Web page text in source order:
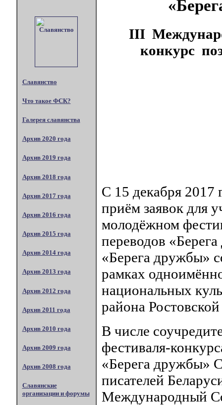
Славянство
Что такое ФСК?
Галерея славянства
Архив 2020 года
Архив 2019 года
Архив 2018 года
Архив 2017 года
Архив 2016 года
Архив 2015 года
Архив 2014 года
Архив 2013 года
Архив 2012 года
Архив 2011 года
Архив 2010 года
Архив 2009 года
Архив 2008 года
Славянские
организации и форумы
III
конкурс
С 15 декабря 2017
приём заявок для
молодёжном
переводов
«Берега дружбы»
рамках
национальных
района
В числе
фестиваля-
«Берега дружбы»
писателей
Международный